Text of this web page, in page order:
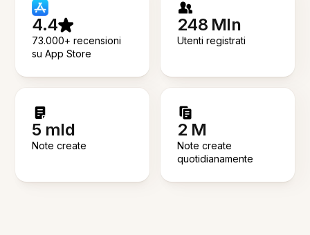
4.4
73.000+ recensioni
su App Store
248 Mln
Utenti registrati
5 mld
Note create
2 M
Note create
quotidianamente